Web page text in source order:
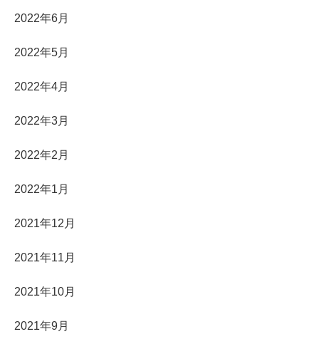
2022年6月
2022年5月
2022年4月
2022年3月
2022年2月
2022年1月
2021年12月
2021年11月
2021年10月
2021年9月